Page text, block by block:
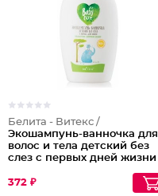
Белита - Витекс /
Экошампунь-ванночка для
волос и тела детский без
слез с первых дней жизни
372 ₽